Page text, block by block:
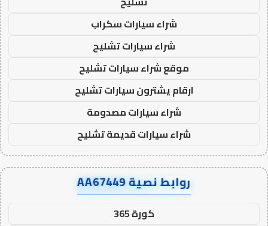
شراء سيارات سكراب
شراء سيارات تشليح
موقع شراء سيارات تشليح
ارقام يشترون سيارات تشليح
شراء سيارات مصدومة
شراء سيارات قديمة تشليح
روابط نصية AA67449
كورة 365